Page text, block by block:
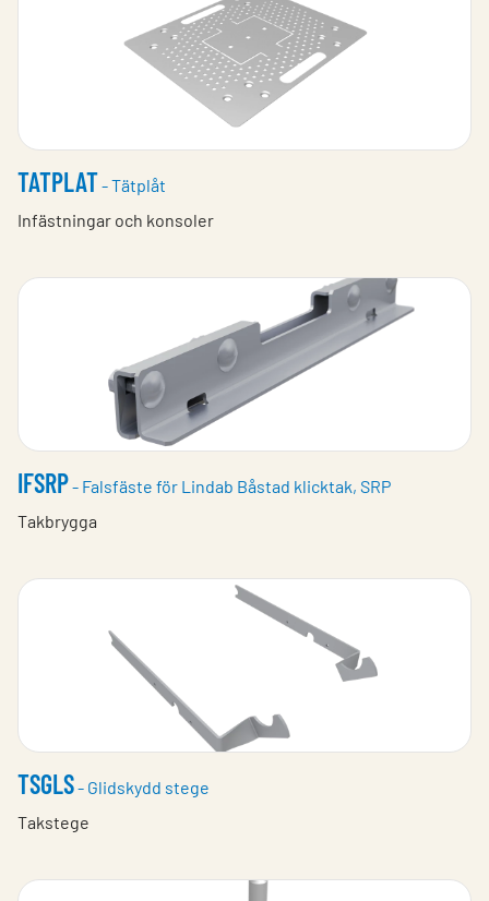
TATPLAT- Tätplåt
Infästningar och konsoler
IFSRP- Falsfäste för Lindab Båstad klicktak, SRP
Takbrygga
TSGLS- Glidskydd stege
Takstege